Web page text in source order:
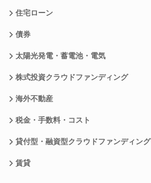
住宅ローン
債券
太陽光発電・蓄電池・電気
株式投資クラウドファンディング
海外不動産
税金・手数料・コスト
貸付型・融資型クラウドファンディング
賃貸